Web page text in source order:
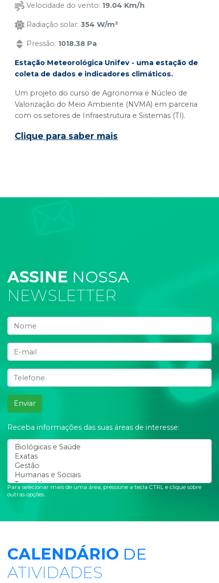
Velocidade do vento: 19.04 Km/h
Radiação solar: 354 W/m²
Pressão: 1018.38 Pa
Estação Meteorológica Unifev - uma estação de
coleta de dados e indicadores climáticos.
Um projeto do curso de Agronomia e Núcleo de
Valorização do Meio Ambiente (NVMA) em parceria
com os setores de Infraestrutura e Sistemas (TI).
Clique para saber mais
ASSINE NOSSA
NEWSLETTER
Enviar
Receba informações das suas áreas de interesse:
Para selecionar mais de uma área, pressione a tecla CTRL e clique sobre
outras opções.
CALENDÁRIO DE
ATIVIDADES